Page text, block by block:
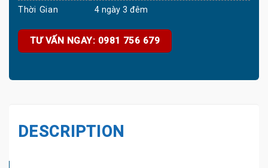
Thời Gian
4 ngày 3 đêm
TƯ VẤN NGAY: 0981 756 679
DESCRIPTION